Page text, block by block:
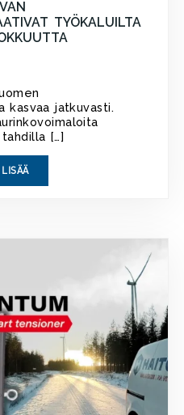
TYÖKALUILTA
kasvaa jatkuvasti.
[…]